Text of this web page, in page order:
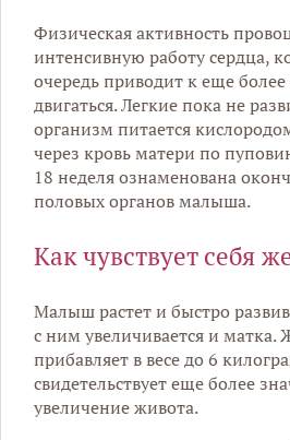
Физическая активность
интенсивную работу сердца,
очередь приводит к еще
двигаться. Легкие пока не
организм питается
через кровь матери по
18 неделя ознаменована
половых органов малыша.
Как чувствует себя
Малыш растет и быстро
с ним увеличивается и
прибавляет в весе до 6
свидетельствует еще более
увеличение живота.